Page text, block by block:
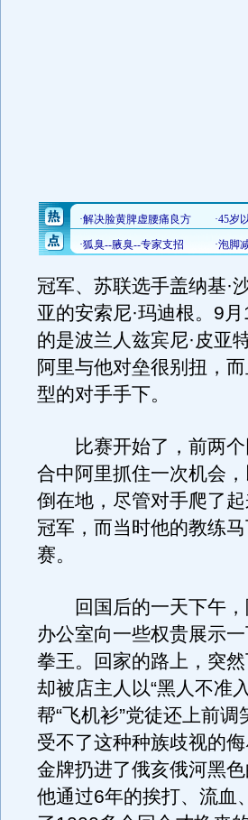
冠军、苏联选手盖纳基·
亚的安索尼·玛迪根。9
的是波兰人兹宾尼·皮亚
阿里与他对垒很别扭，
型的对手手下。
比赛开始了，前两个
合中阿里抓住一次机会
倒在地，尽管对手爬了
冠军，而当时他的教练
赛。
回国后的一天下午，
办公室向一些权贵展示
拳王。回家的路上，突
却被店主人以“黑人不准
帮“飞机衫”党徒还上前
受不了这种种族歧视的
金牌扔进了俄亥俄河黑
他通过6年的挨打、流